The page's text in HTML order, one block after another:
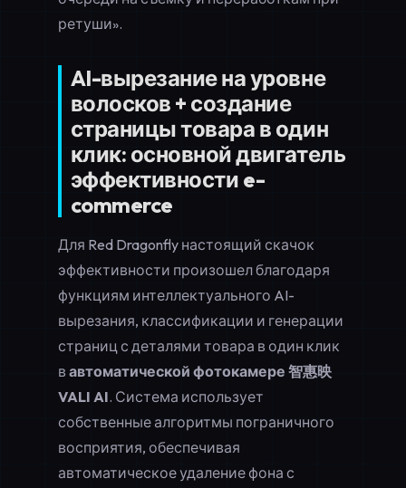
ретуши».
AI-вырезание на уровне
волосков + создание
страницы товара в один
клик: основной двигатель
эффективности e-
commerce
Для Red Dragonfly настоящий скачок
эффективности произошел благодаря
функциям интеллектуального AI-
вырезания, классификации и генерации
страниц с деталями товара в один клик
в автоматической фотокамере 智惠映
VALI AI. Система использует
собственные алгоритмы пограничного
восприятия, обеспечивая
автоматическое удаление фона с